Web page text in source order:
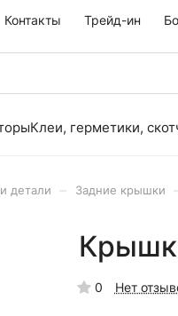
Контакты Трейд-ин
Клеи, герметики,
детали Задние крышки
0 Нет